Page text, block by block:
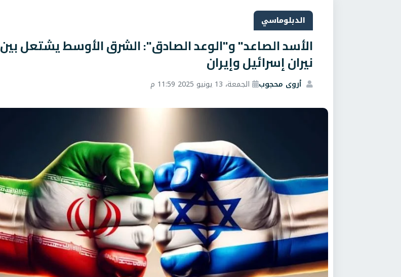
الدبلوماسي
الأسد الصاعد" و"الوعد الصادق": الشرق الأوسط يشتعل بين
نيران إسرائيل وإيران
أروى محجوب الجمعة، 13 يونيو 2025 11:59 م